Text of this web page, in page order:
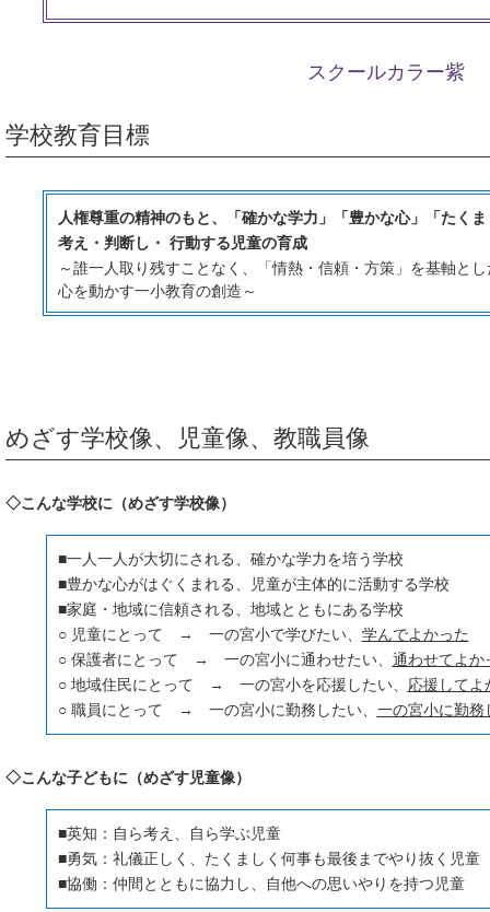
スクールカラー紫
学校教育目標
人権尊重の精神のもと、「確かな学力」「豊かな心」「たく
考え・判断し・ 行動する児童の育成
～誰一人取り残すことなく、「情熱・信頼・方策」を基軸と
心を動かす一小教育の創造～
めざす学校像、児童像、教職員像
◇こんな学校に（めざす学校像）
■一人一人が大切にされる、確かな学力を培う学校
■豊かな心がはぐくまれる、児童が主体的に活動する学校
■家庭・地域に信頼される、地域とともにある学校
○ 児童にとって → 一の宮小で学びたい、 学んでよかった
○ 保護者にとって → 一の宮小に通わせたい、 通わせてよか
○ 地域住民にとって → 一の宮小を応援したい、 応援してよ
○ 職員にとって → 一の宮小に勤務したい、 一の宮小に勤務
◇こんな子どもに（めざす児童像）
■英知：自ら考え、自ら学ぶ児童
■勇気：礼儀正しく、たくましく何事も最後までやり抜く児童
■協働：仲間とともに協力し、自他への思いやりを持つ児童